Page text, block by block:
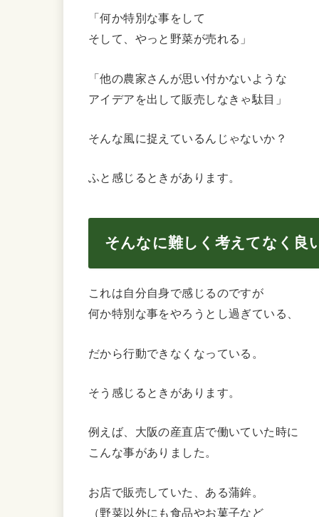
「何か特別な事をして
そして、やっと野菜が売れる」
「他の農家さんが思い付かないような
アイデアを出して販売しなきゃ駄目」
そんな風に捉えているんじゃないか？
ふと感じるときがあります。
そんなに難しく考えてなく良
これは自分自身で感じるのですが
何か特別な事をやろうとし過ぎている、
だから行動できなくなっている。
そう感じるときがあります。
例えば、大阪の産直店で働いていた時に
こんな事がありました。
お店で販売していた、ある蒲鉾。
（野菜以外にも食品やお菓子など